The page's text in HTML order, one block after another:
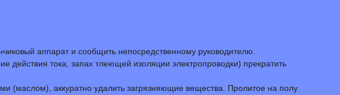
аппарат и сообщить непосредственному руководителю.
тока, запах тлеющей изоляции электропроводки) прекратить
(маслом), аккуратно удалить загрязняющие вещества. Пролитое на полу